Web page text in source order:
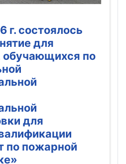
г. состоялось
для
обучающихся по
для
по пожарной